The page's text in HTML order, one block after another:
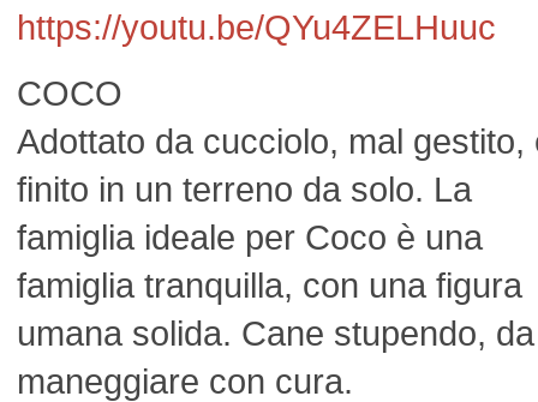
https://youtu.be/QYu4ZELHuuc
COCO
Adottato da cucciolo, mal gestito,
finito in un terreno da solo. La
famiglia ideale per Coco è una
famiglia tranquilla, con una figura
umana solida. Cane stupendo, da
maneggiare con cura.